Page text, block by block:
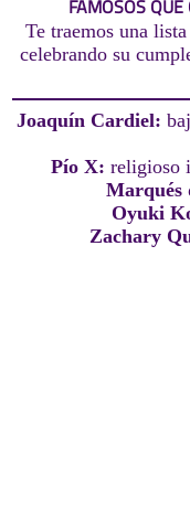
FAMOSOS
Te traemos una
celebrando su
Joaquín Cardiel:
Pío X: religioso
Marqués
Oyuki
Zachary